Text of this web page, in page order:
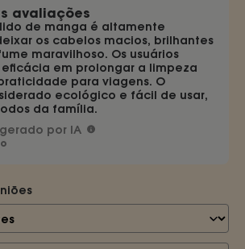
avaliações
de manga é altamente
os cabelos macios, brilhantes
maravilhoso. Os usuários
em prolongar a limpeza
para viagens. O
ecológico e fácil de usar,
da família.
por IA